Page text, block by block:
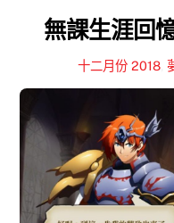
無課生涯回
十二月份 2018,